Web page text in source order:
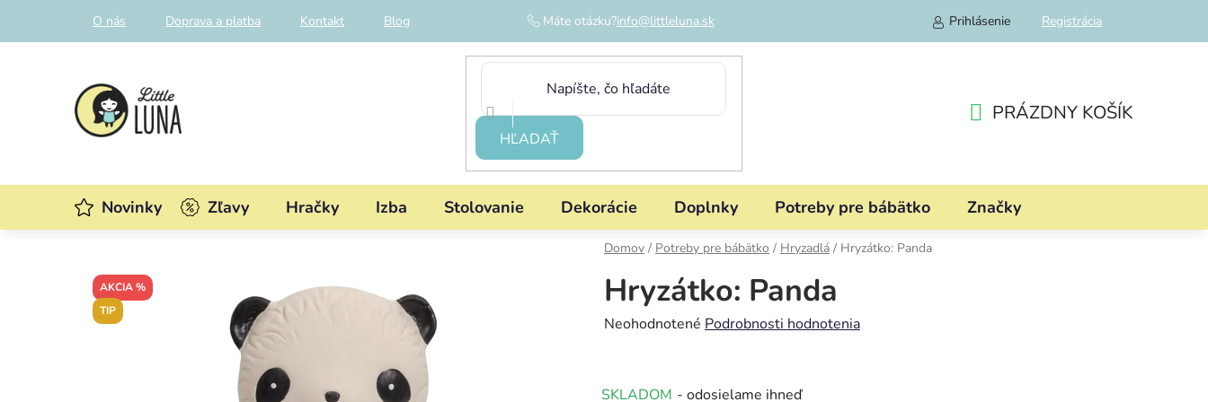
obsah
O nás Doprava a platba Kontakt Blog Máte otázku?info@littleluna.sk Prihlásenie Registrácia
HĽADAŤ
KOŠÍK
PRÁZDNY KOŠÍK
Novinky Zľavy Hračky Izba Stolovanie Dekorácie Doplnky Potreby pre bábätko Značky
Domov / Potreby pre bábätko / Hryzadlá / Hryzátko: Panda
Hryzátko: Panda
Priemerné
je
Neohodnotené Podrobnosti hodnotenia
SKLADOM - odosielame ihneď
AKCIA %
TIP